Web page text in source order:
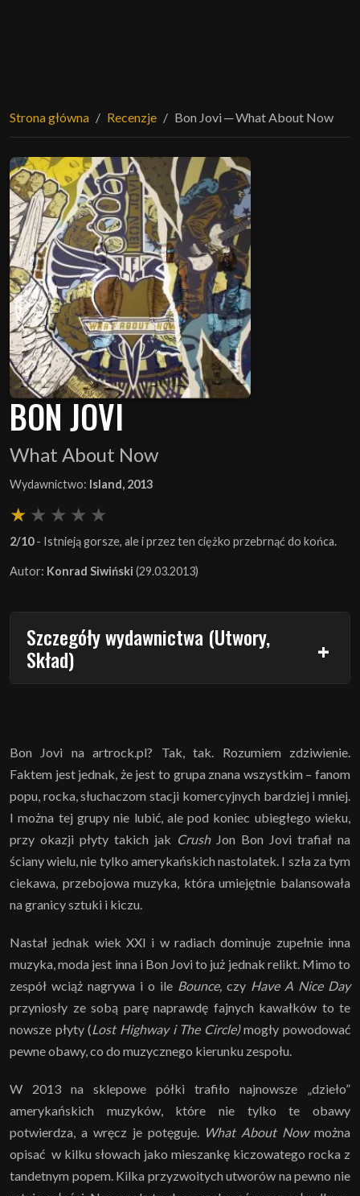
Strona główna Recenzje Bon Jovi ─ What About Now
BON JOVI
What About Now
Wydawnictwo: Island, 2013
2/10- Istnieją gorsze, ale i przez ten ciężko przebrnąć do końca.
Autor: Konrad Siwiński (29.03.2013)
Szczegóły wydawnictwa (Utwory,
Skład)
Bon Jovi na artrock.pl? Tak, tak. Rozumiem zdziwienie.
Faktem jest jednak, że jest to grupa znana wszystkim – fanom
popu, rocka, słuchaczom stacji komercyjnych bardziej i mniej.
I można tej grupy nie lubić, ale pod koniec ubiegłego wieku,
przy okazji płyty takich jak Crush Jon Bon Jovi trafiał na
ściany wielu, nie tylko amerykańskich nastolatek. I szła za tym
ciekawa, przebojowa muzyka, która umiejętnie balansowała
na granicy sztuki i kiczu.
Nastał jednak wiek XXI i w radiach dominuje zupełnie inna
muzyka, moda jest inna i Bon Jovi to już jednak relikt. Mimo to
zespół wciąż nagrywa i o ile Bounce, czy Have A Nice Day
przyniosły ze sobą parę naprawdę fajnych kawałków to te
nowsze płyty (Lost Highway i The Circle)mogły powodować
pewne obawy, co do muzycznego kierunku zespołu.
W 2013 na sklepowe półki trafiło najnowsze „dzieło”
amerykańskich muzyków, które nie tylko te obawy
potwierdza, a wręcz je potęguje.
What About Nowmożna
opisać w kilku słowach jako mieszankę kiczowatego rocka z
tandetnym popem. Kilka przyzwoitych utworów na pewno nie